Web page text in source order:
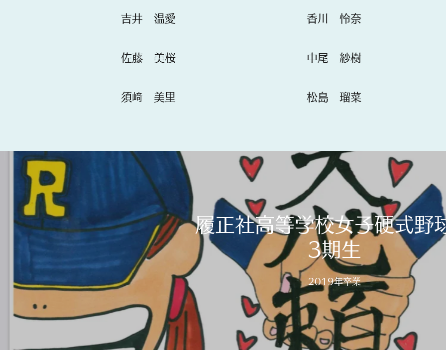
​吉井 温愛 ​​香川 怜奈
​​佐藤 美桜 ​​中尾 紗樹
​​須﨑 美里 ​​松島 瑠菜
履正社高等学校女子硬式野
3期生
​2019年卒業